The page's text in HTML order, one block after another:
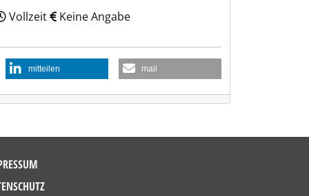
Vollzeit Keine Angabe
mitteilen mail